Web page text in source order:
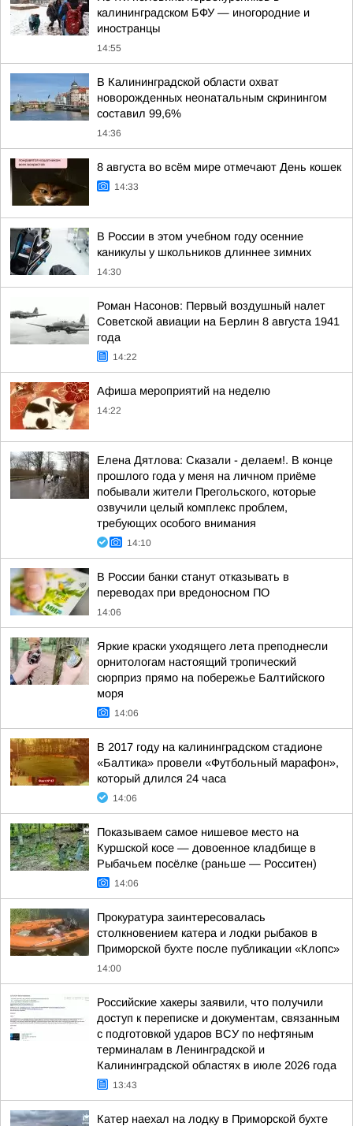
калининградском БФУ — иногородние и
иностранцы
14:55
В Калининградской области охват
новорожденных неонатальным скринингом
составил 99,6%
14:36
8 августа во всём мире отмечают День кошек
14:33
В России в этом учебном году осенние
каникулы у школьников длиннее зимних
14:30
Роман Насонов: Первый воздушный налет
Советской авиации на Берлин 8 августа 1941
года
14:22
Афиша мероприятий на неделю
14:22
Елена Дятлова: Сказали - делаем!. В конце
прошлого года у меня на личном приёме
побывали жители Прегольского, которые
озвучили целый комплекс проблем,
требующих особого внимания
14:10
В России банки станут отказывать в
переводах при вредоносном ПО
14:06
Яркие краски уходящего лета преподнесли
орнитологам настоящий тропический
сюрприз прямо на побережье Балтийского
моря
14:06
В 2017 году на калининградском стадионе
«Балтика» провели «Футбольный марафон»,
который длился 24 часа
14:06
Показываем самое нишевое место на
Куршской косе — довоенное кладбище в
Рыбачьем посёлке (раньше — Росситен)
14:06
Прокуратура заинтересовалась
столкновением катера и лодки рыбаков в
Приморской бухте после публикации «Клопс»
14:00
Российские хакеры заявили, что получили
доступ к переписке и документам, связанным
с подготовкой ударов ВСУ по нефтяным
терминалам в Ленинградской и
Калининградской областях в июле 2026 года
13:43
Катер наехал на лодку в Приморской бухте